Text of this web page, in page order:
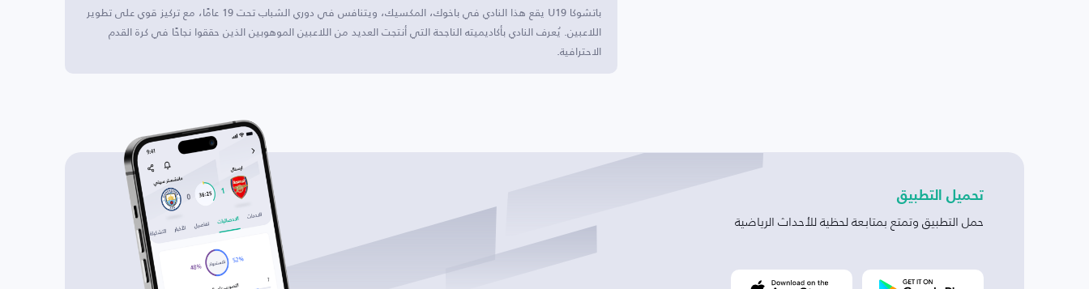
باتشوكا U19 يقع هذا النادي في باخوك، المكسيك، ويتنافس في دوري الشباب تحت 19 عامًا، مع تركيز قوي على تطوير
اللاعبين. يُعرف النادي بأكاديميته الناجحة التي أنتجت العديد من اللاعبين الموهوبين الذين حققوا نجاحًا في كرة القدم
الاحترافية.
تحميل التطبيق
حمل التطبيق وتمتع بمتابعة لحظية للأحداث الرياضية